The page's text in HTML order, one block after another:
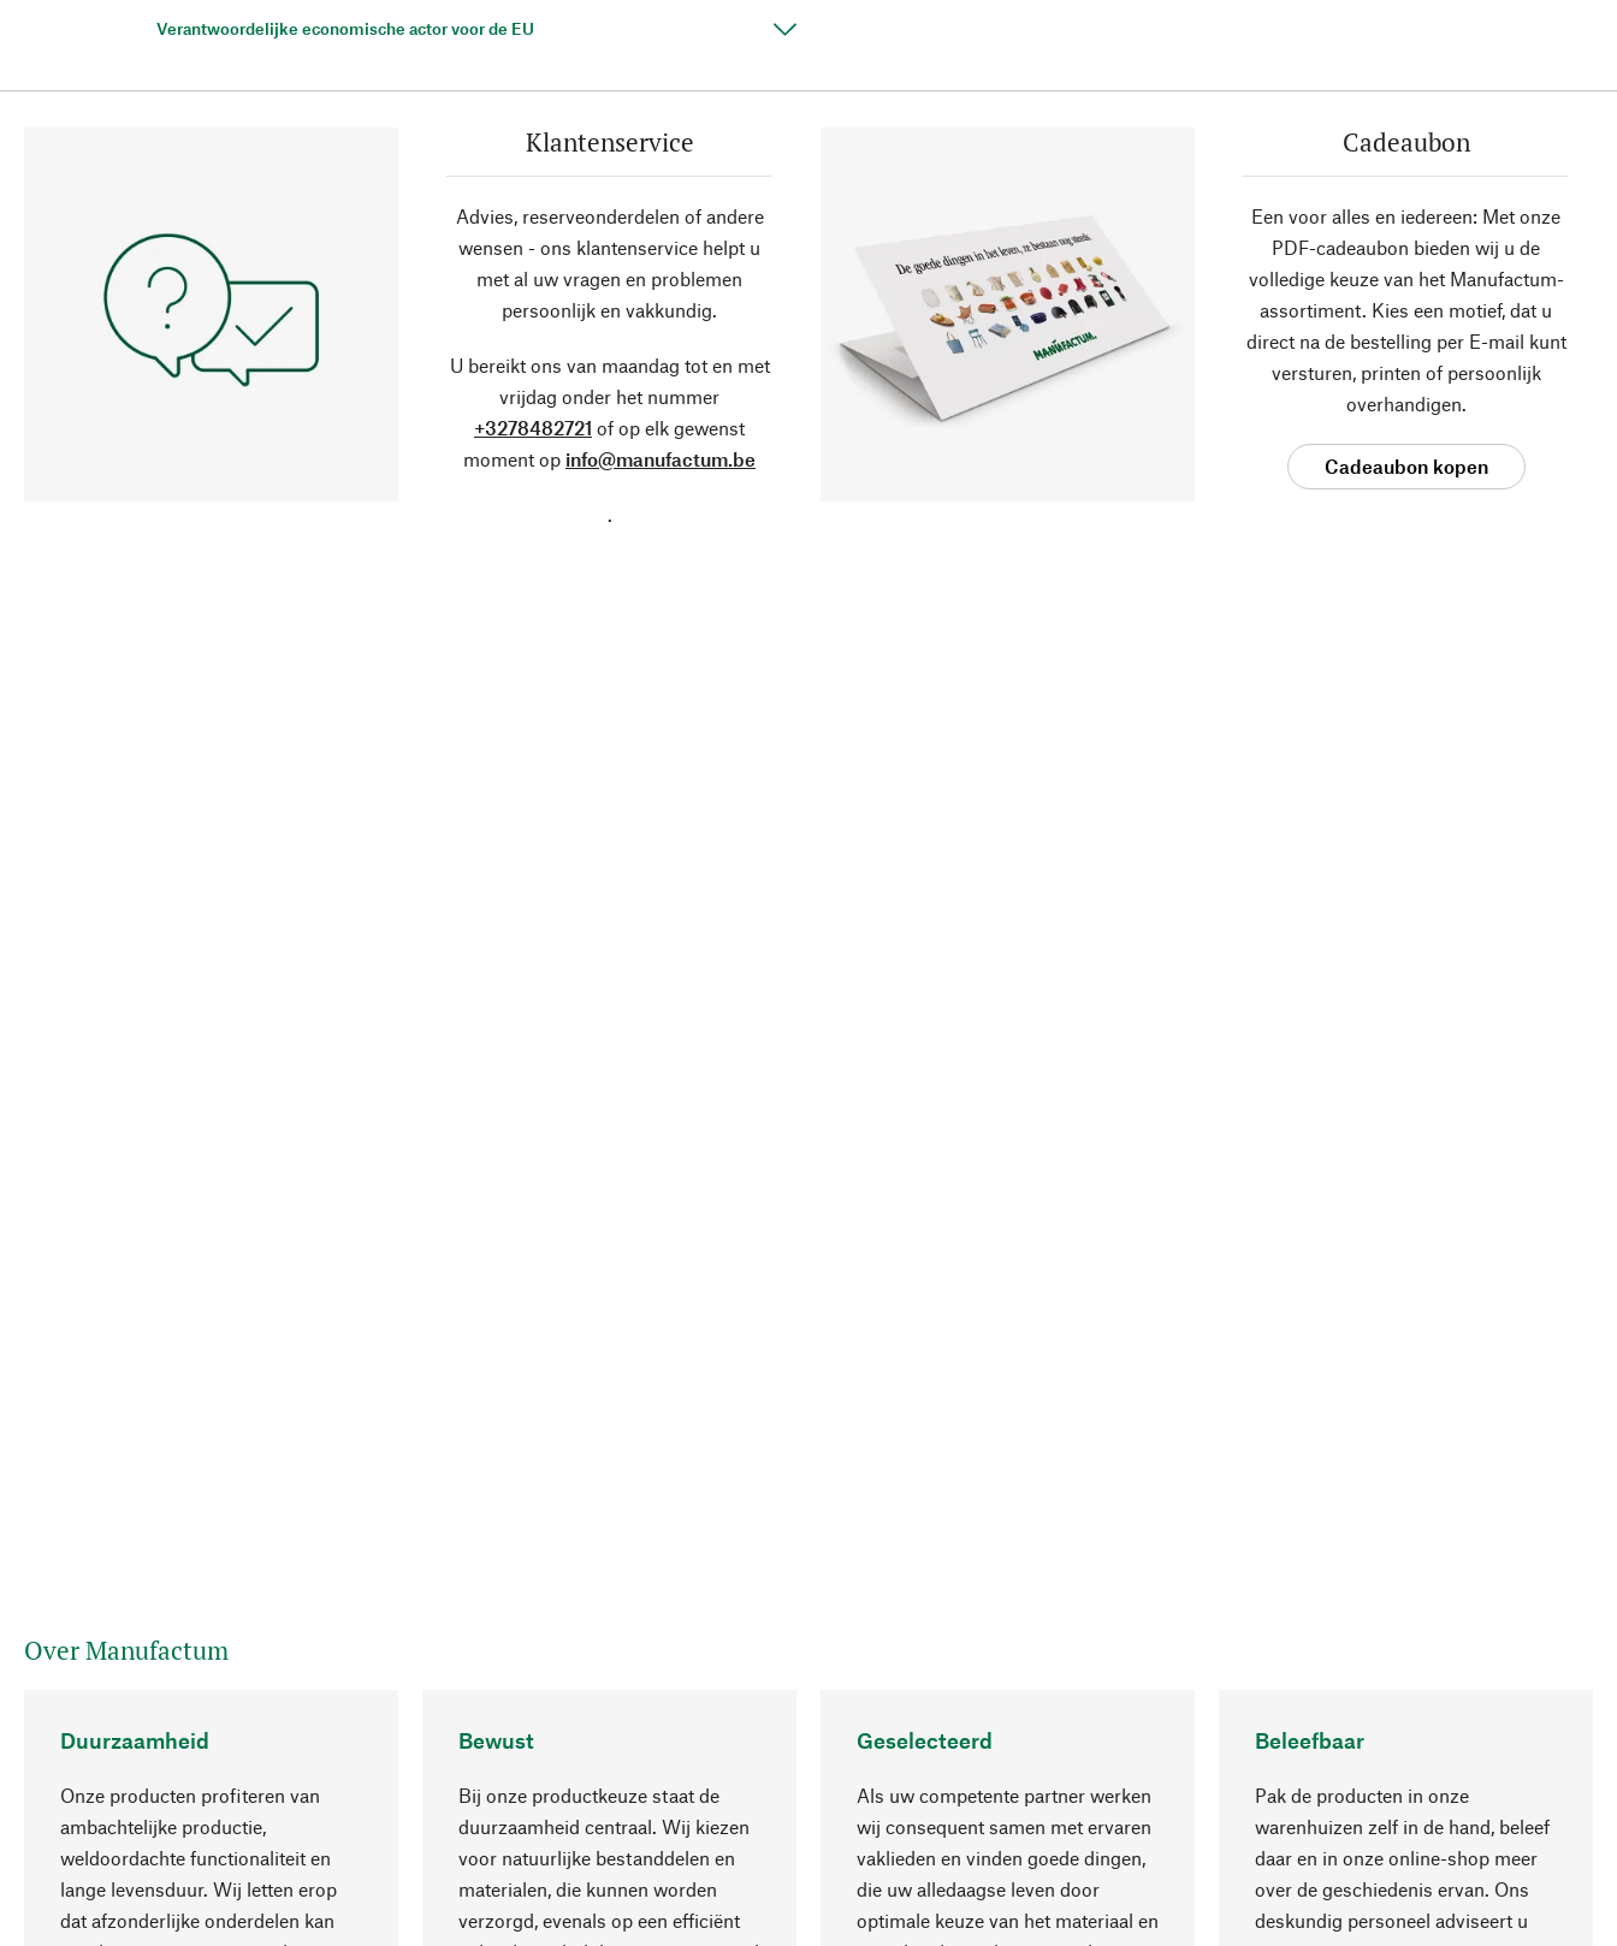
Verantwoordelijke economische actor voor de EU
Klantenservice
Advies, reserveonderdelen of andere
wensen - ons klantenservice helpt u
met al uw vragen en problemen
persoonlijk en vakkundig.
U bereikt ons van maandag tot en met
vrijdag onder het nummer
+3278482721 of op elk gewenst
moment op info@manufactum.be
.
Cadeaubon
Een voor alles en iedereen: Met onze
PDF-cadeaubon bieden wij u de
volledige keuze van het Manufactum-
assortiment. Kies een motief, dat u
direct na de bestelling per E-mail kunt
versturen, printen of persoonlijk
overhandigen.
Cadeaubon kopen
Over Manufactum
Duurzaamheid
Onze producten profiteren van
ambachtelijke productie,
weldoordachte functionaliteit en
lange levensduur. Wij letten erop
dat afzonderlijke onderdelen kan
Bewust
Bij onze productkeuze staat de
duurzaamheid centraal. Wij kiezen
voor natuurlijke bestanddelen en
materialen, die kunnen worden
verzorgd, evenals op een efficiënt
Geselecteerd
Als uw competente partner werken
wij consequent samen met ervaren
vaklieden en vinden goede dingen,
die uw alledaagse leven door
optimale keuze van het materiaal en
Beleefbaar
Pak de producten in onze
warenhuizen zelf in de hand, beleef
daar en in onze online-shop meer
over de geschiedenis ervan. Ons
deskundig personeel adviseert u
Naar boven